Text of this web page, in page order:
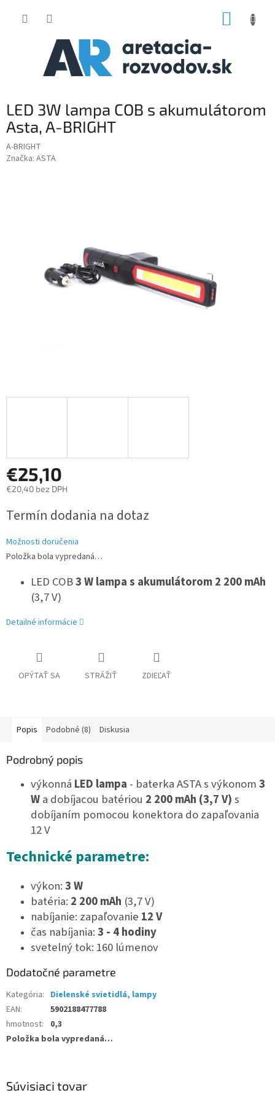
LED 3W lampa COB s akumulátorom
Asta, A-BRIGHT
A-BRIGHT
Značka: ASTA
€25,10
€20,40 bez DPH
cena:
Termín dodania na dotaz
Možnosti doručenia
Položka bola vypredaná…
LED COB3 W lampa s akumulátorom 2 200 mAh
(3,7 V)
Detailné informácie
OPÝTAŤ SA STRÁŽIŤ ZDIEĽAŤ
Súvisiaci tovar
Popis Podobné (8) Diskusia
Podrobný popis
výkonná LED lampa - baterka ASTA s výkonom3
Wa dobíjacou batériou 2 200 mAh (3,7 V)s
dobíjaním pomocou konektora do zapaľovania
12 V
Technické parametre:
výkon:3 W
batéria: 2 200 mAh (3,7 V)
nabíjanie: zapaľovanie 12 V
čas nabíjania:3 - 4 hodiny
svetelný tok: 160 lúmenov
Dodatočné parametre
Kategória: Dielenské svietidlá, lampy
EAN:
5902188477788
hmotnost:
0,3
Položka bola vypredaná…